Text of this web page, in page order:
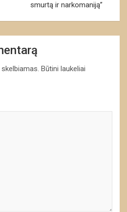
smurtą ir narkomaniją”
Būtini laukeliai